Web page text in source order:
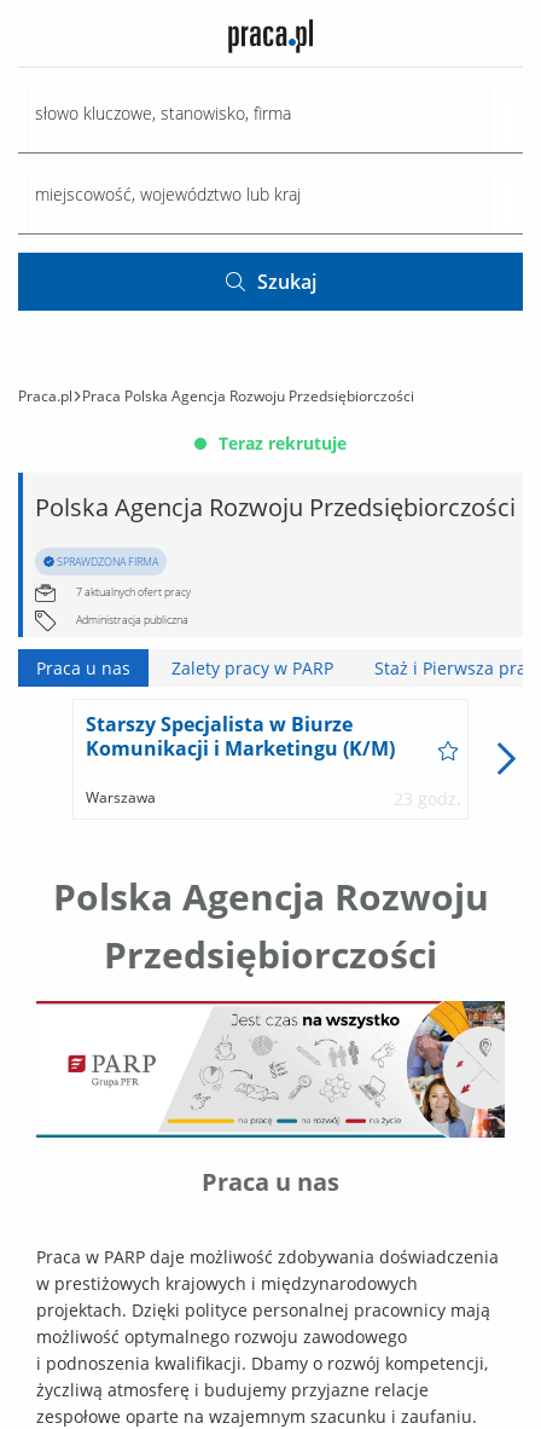
Szukaj
Praca.pl Praca Polska Agencja Rozwoju Przedsiębiorczości
Teraz rekrutuje
Polska Agencja Rozwoju Przedsiębiorczości
SPRAWDZONA FIRMA
7 aktualnych ofert pracy
Administracja publiczna
Praca u nas Zalety pracy w PARP Staż i Pierwsza
Starszy Specjalista w Biurze
Komunikacji i Marketingu (K/M)
Warszawa 23 godz.
Polska Agencja Rozwoju
Przedsiębiorczości
Praca u nas
Praca w PARP daje możliwość zdobywania doświadczenia
w prestiżowych krajowych i międzynarodowych
projektach. Dzięki polityce personalnej pracownicy mają
możliwość optymalnego rozwoju zawodowego
i podnoszenia kwalifikacji. Dbamy o rozwój kompetencji,
życzliwą atmosferę i budujemy przyjazne relacje
zespołowe oparte na wzajemnym szacunku i zaufaniu.